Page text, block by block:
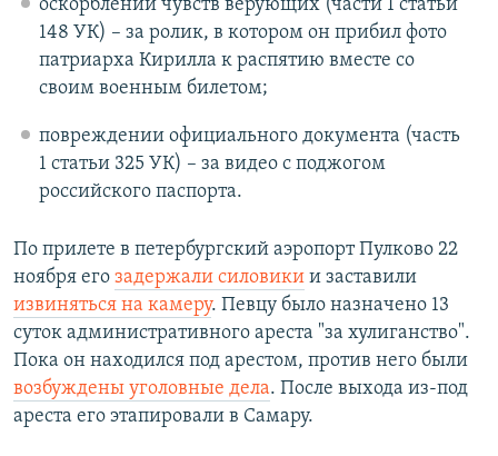
оскорблении чувств верующих (части 1 статьи
148 УК) – за ролик, в котором он прибил фото
патриарха Кирилла к распятию вместе со
своим военным билетом;
повреждении официального документа (часть
1 статьи 325 УК) – за видео с поджогом
российского паспорта.
По прилете в петербургский аэропорт Пулково 22
ноября его задержали силовики и заставили
извиняться на камеру. Певцу было назначено 13
суток административного ареста "за хулиганство".
Пока он находился под арестом, против него были
возбуждены уголовные дела. После выхода из-под
ареста его этапировали в Самару.